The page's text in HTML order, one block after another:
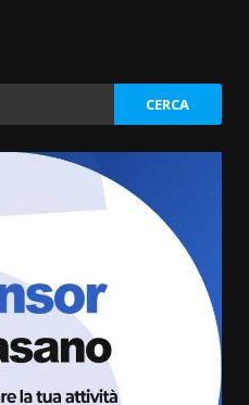
di Fasano apre
la Festa di
11:00